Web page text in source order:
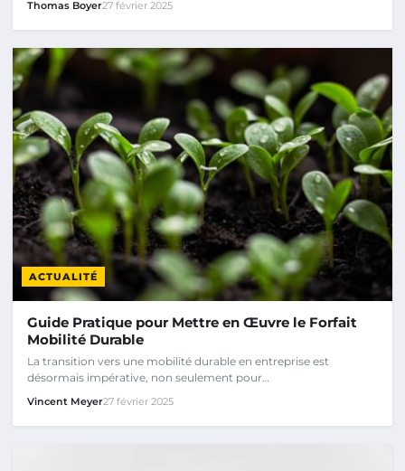
Thomas Boyer27 février 2025
ACTUALITÉ
Guide Pratique pour Mettre en Œuvre le Forfait
Mobilité Durable
La transition vers une mobilité durable en entreprise est
désormais impérative, non seulement pour…
Vincent Meyer27 février 2025